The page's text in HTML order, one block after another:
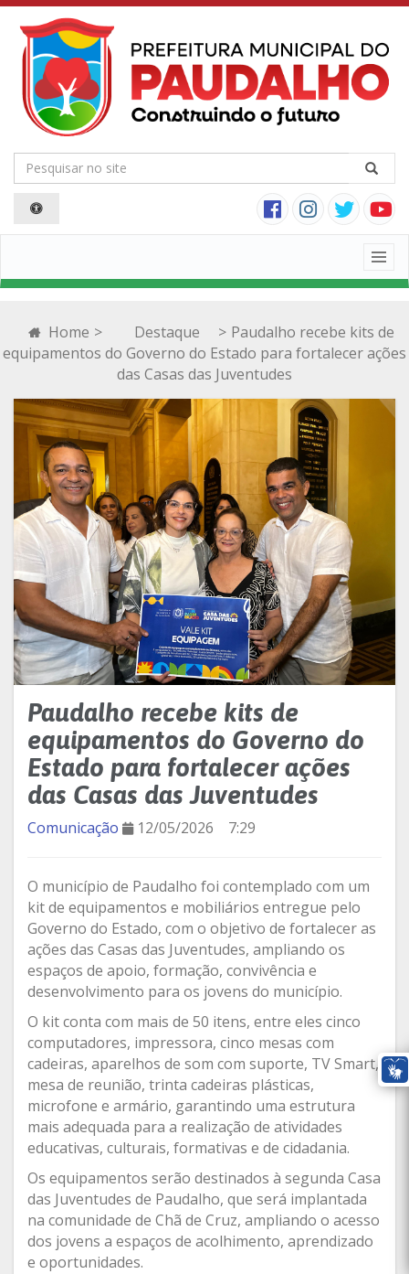
Home > Destaque > Paudalho recebe kits de
equipamentos do Governo do Estado para fortalecer ações
das Casas das Juventudes
Paudalho recebe kits de
equipamentos do Governo do
Estado para fortalecer ações
das Casas das Juventudes
Comunicação 12/05/2026 7:29
O município de Paudalho foi contemplado com um
kit de equipamentos e mobiliários entregue pelo
Governo do Estado, com o objetivo de fortalecer as
ações das Casas das Juventudes, ampliando os
espaços de apoio, formação, convivência e
desenvolvimento para os jovens do município.
O kit conta com mais de 50 itens, entre eles cinco
computadores, impressora, cinco mesas com
cadeiras, aparelhos de som com suporte, TV Smart,
mesa de reunião, trinta cadeiras plásticas,
microfone e armário, garantindo uma estrutura
mais adequada para a realização de atividades
educativas, culturais, formativas e de cidadania.
Os equipamentos serão destinados à segunda Casa
das Juventudes de Paudalho, que será implantada
na comunidade de Chã de Cruz, ampliando o acesso
dos jovens a espaços de acolhimento, aprendizado
e oportunidades.